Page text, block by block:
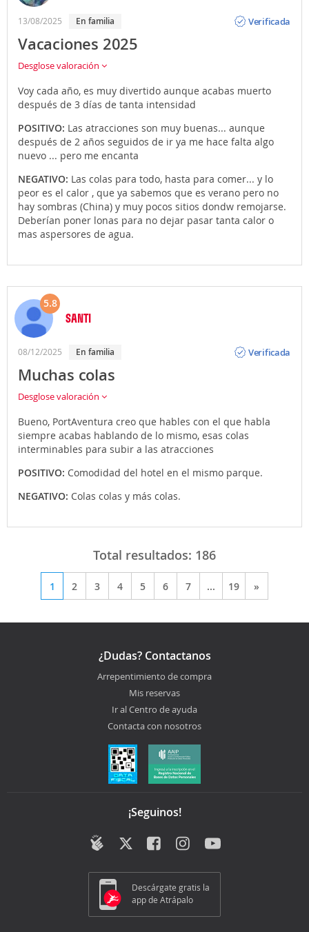
13/08/2025 En familia
Verificada
Vacaciones 2025
Desglose valoración
Voy cada año, es muy divertido aunque acabas muerto
después de 3 días de tanta intensidad
POSITIVO: Las atracciones son muy buenas... aunque
después de 2 años seguidos de ir ya me hace falta algo
nuevo ... pero me encanta
NEGATIVO: Las colas para todo, hasta para comer... y lo
peor es el calor , que ya sabemos que es verano pero no
hay sombras (China) y muy pocos sitios dondw remojarse.
Deberían poner lonas para no dejar pasar tanta calor o
mas aspersores de agua.
5.8
SANTI
08/12/2025 En familia
Verificada
Muchas colas
Desglose valoración
Bueno, PortAventura creo que hables con el que habla
siempre acabas hablando de lo mismo, esas colas
interminables para subir a las atracciones
POSITIVO: Comodidad del hotel en el mismo parque.
NEGATIVO: Colas colas y más colas.
Total resultados: 186
1 2 3 4 5 6 7 ... 19 »
¿Dudas? Contactanos
Arrepentimiento de compra
Mis reservas
Ir al Centro de ayuda
Contacta con nosotros
¡Seguinos!
Descárgate gratis la
app de Atrápalo